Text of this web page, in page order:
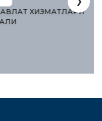
ХИЗМАТЛАРИ